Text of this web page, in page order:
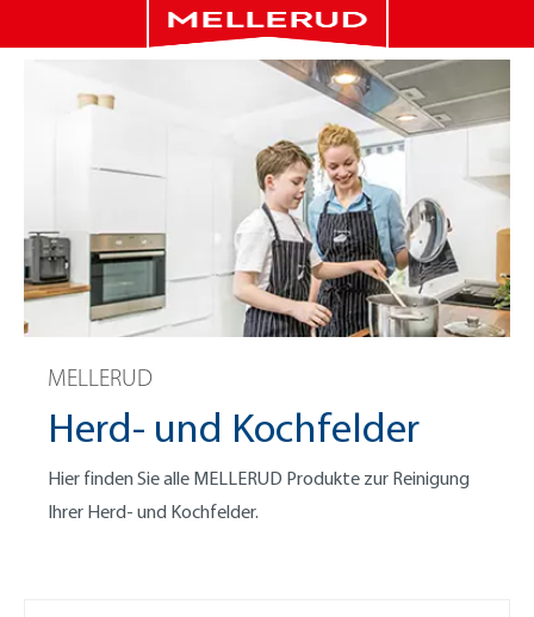
MELLERUD
Herd- und Kochfelder
Hier finden Sie alle MELLERUD Produkte zur Reinigung
Ihrer Herd- und Kochfelder.